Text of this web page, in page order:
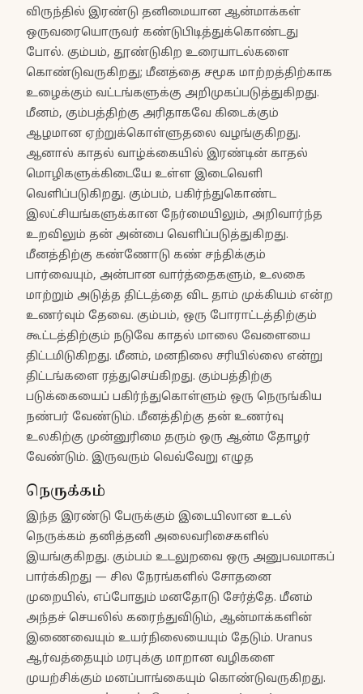
விருந்தில் இரண்டு தனிமையான ஆன்மாக்கள்
ஒருவரையொருவர் கண்டுபிடித்துக்கொண்டது
போல். கும்பம், தூண்டுகிற உரையாடல்களை
கொண்டுவருகிறது; மீனத்தை சமூக மாற்றத்திற்காக
உழைக்கும் வட்டங்களுக்கு அறிமுகப்படுத்துகிறது.
மீனம், கும்பத்திற்கு அரிதாகவே கிடைக்கும்
ஆழமான ஏற்றுக்கொள்ளுதலை வழங்குகிறது.
ஆனால் காதல் வாழ்க்கையில் இரண்டின் காதல்
மொழிகளுக்கிடையே உள்ள இடைவெளி
வெளிப்படுகிறது. கும்பம், பகிர்ந்துகொண்ட
இலட்சியங்களுக்கான நேர்மையிலும், அறிவார்ந்த
உறவிலும் தன் அன்பை வெளிப்படுத்துகிறது.
மீனத்திற்கு கண்ணோடு கண் சந்திக்கும்
பார்வையும், அன்பான வார்த்தைகளும், உலகை
மாற்றும் அடுத்த திட்டத்தை விட தாம் முக்கியம் என்ற
உணர்வும் தேவை. கும்பம், ஒரு போராட்டத்திற்கும்
கூட்டத்திற்கும் நடுவே காதல் மாலை வேளையை
திட்டமிடுகிறது. மீனம், மனநிலை சரியில்லை என்று
திட்டங்களை ரத்துசெய்கிறது. கும்பத்திற்கு
படுக்கையைப் பகிர்ந்துகொள்ளும் ஒரு நெருங்கிய
நண்பர் வேண்டும். மீனத்திற்கு தன் உணர்வு
உலகிற்கு முன்னுரிமை தரும் ஒரு ஆன்ம தோழர்
வேண்டும். இருவரும் வெவ்வேறு எழுத
நெருக்கம்
இந்த இரண்டு பேருக்கும் இடையிலான உடல்
நெருக்கம் தனித்தனி அலைவரிசைகளில்
இயங்குகிறது. கும்பம் உடலுறவை ஒரு அனுபவமாகப்
பார்க்கிறது — சில நேரங்களில் சோதனை
முறையில், எப்போதும் மனதோடு சேர்த்தே. மீனம்
அந்தச் செயலில் கரைந்துவிடும், ஆன்மாக்களின்
இணைவையும் உயர்நிலையையும் தேடும். Uranus
ஆர்வத்தையும் மரபுக்கு மாறான வழிகளை
முயற்சிக்கும் மனப்பாங்கையும் கொண்டுவருகிறது.